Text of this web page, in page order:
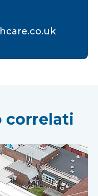
correlati